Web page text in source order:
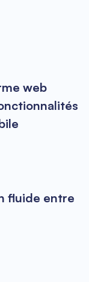
web
fluide entre